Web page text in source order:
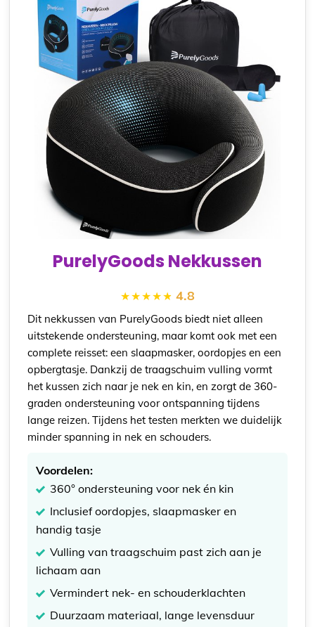
PurelyGoods Nekkussen
4.8
Dit nekkussen van PurelyGoods biedt niet alleen
uitstekende ondersteuning, maar komt ook met een
complete reisset: een slaapmasker, oordopjes en een
opbergtasje. Dankzij de traagschuim vulling vormt
het kussen zich naar je nek en kin, en zorgt de 360-
graden ondersteuning voor ontspanning tijdens
lange reizen. Tijdens het testen merkten we duidelijk
minder spanning in nek en schouders.
Voordelen:
360° ondersteuning voor nek én kin
Inclusief oordopjes, slaapmasker en
handig tasje
Vulling van traagschuim past zich aan je
lichaam aan
Vermindert nek- en schouderklachten
Duurzaam materiaal, lange levensduur